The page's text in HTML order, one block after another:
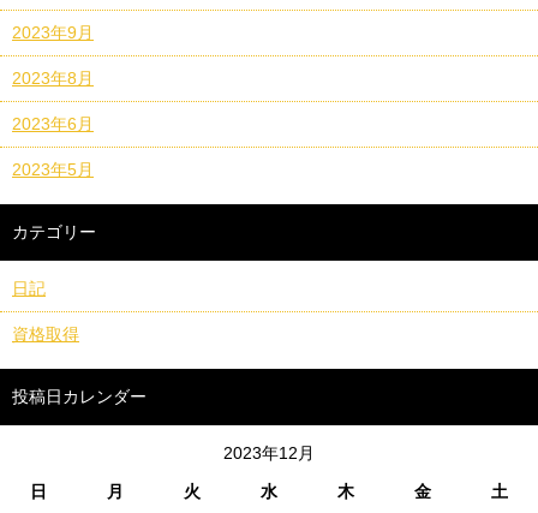
2023年9月
2023年8月
2023年6月
2023年5月
カテゴリー
日記
資格取得
投稿日カレンダー
2023年12月
日
月 火 水 木 金 土